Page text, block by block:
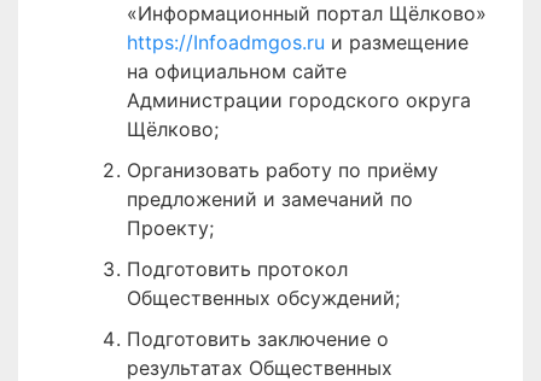
«Информационный портал Щёлково»
https://Infoadmgos.ru и размещение
на официальном сайте
Администрации городского округа
Щёлково;
Организовать работу по приёму
предложений и замечаний по
Проекту;
Подготовить протокол
Общественных обсуждений;
Подготовить заключение о
результатах Общественных